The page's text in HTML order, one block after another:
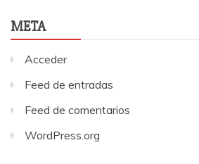
META
Acceder
Feed de entradas
Feed de comentarios
WordPress.org